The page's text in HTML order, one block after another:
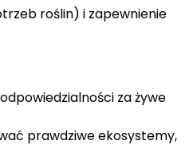
roślin) i zapewnienie
za żywe
prawdziwe ekosystemy,